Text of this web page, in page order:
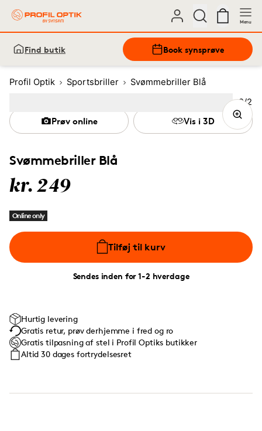
Menu
Find butik Book synsprøve
Profil Optik Sportsbriller Svømmebriller Blå
Svømmebriller Blå
kr. 249
Online only
Tilføj til kurv
Sendes inden for 1-2 hverdage
Prøv online Vis i 3D
Hurtig levering
Gratis retur, prøv derhjemme i fred og ro
Gratis tilpasning af stel i Profil Optiks butikker
Altid 30 dages fortrydelsesret
2/2
(Current image)